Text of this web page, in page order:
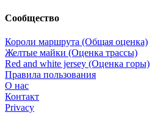
Сообщество
Короли маршрута (Общая оценка)
Желтые майки (Оценка трассы)
Red and white jersey (Оценка горы)
Правила пользования
О нас
Контакт
Privacy